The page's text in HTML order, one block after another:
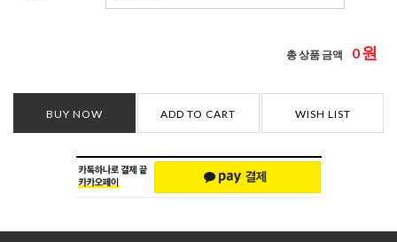
총 상품 금액 0원
BUY NOW ADD TO CART WISH LIST